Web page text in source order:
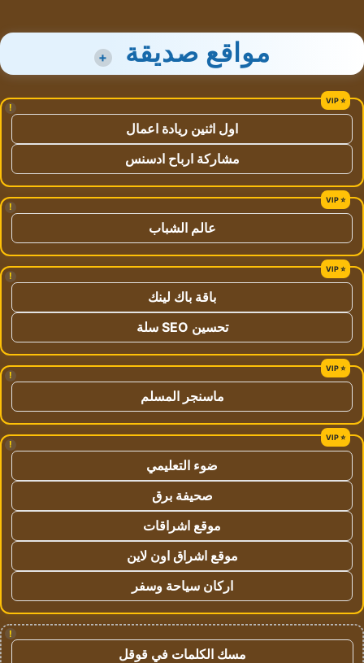
مواقع صديقة +
!
اول اثنين ريادة اعمال
مشاركة ارباح ادسنس
!
عالم الشباب
!
باقة باك لينك
تحسين SEO سلة
!
ماسنجر المسلم
!
ضوء التعليمي
صحيفة برق
موقع اشراقات
موقع اشراق اون لاين
اركان سياحة وسفر
!
مسك الكلمات في قوقل